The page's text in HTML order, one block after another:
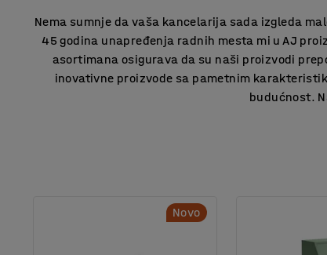
Nema sumnje da vaša kancelarija sada izgleda
45 godina unapređenja radnih mesta mi u AJ
asortimana osigurava da su naši proizvodi
inovativne proizvode sa pametnim
budućnost.
Novo